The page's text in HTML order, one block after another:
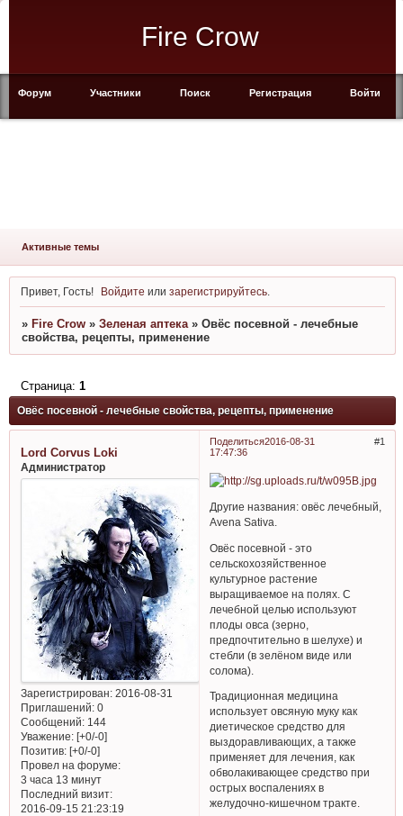
Fire Crow
Форум Участники Поиск Регистрация Войти
Активные темы
Привет, Гость! Войдите илизарегистрируйтесь
» Fire Crow » Зеленая аптека » Овёс посевной - лечебные
свойства, рецепты, применение
Овёс посевной - лечебные свойства, рецепты, применение
Страница: 1
Поделиться 1
2016-08-31
17:47:36
Lord Corvus Loki
Администратор
Зарегистрирован: 2016-08-31
Приглашений:0
Сообщений:144
Уважение: [+0/-0]
Позитив: [+0/-0]
Провел на форуме:
3 часа 13 минут
Последний визит:
2016-09-15 21:23:19
Другие названия: овёс лечебный,
Avena Sativa.
Овёс посевной - это
сельскохозяйственное
культурное растение
выращиваемое на полях. С
лечебной целью используют
плоды овса (зерно,
предпочтительно в шелухе) и
стебли (в зелёном виде или
солома).
Традиционная медицина
использует овсяную муку как
диетическое средство для
выздоравливающих, а также
применяет для лечения, как
обволакивающее средство при
острых воспалениях в
желудочно-кишечном тракте.